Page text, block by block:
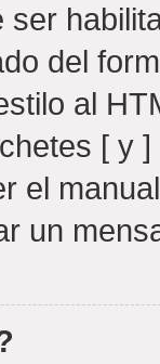
ser
del
al
[ y
el
un